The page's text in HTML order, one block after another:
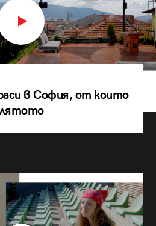
в София, от които
лятото